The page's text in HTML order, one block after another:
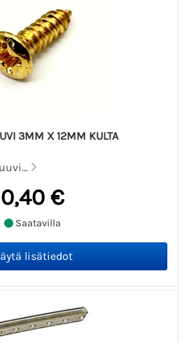
3MM X 12MM KULTA
0,40 €
Saatavilla